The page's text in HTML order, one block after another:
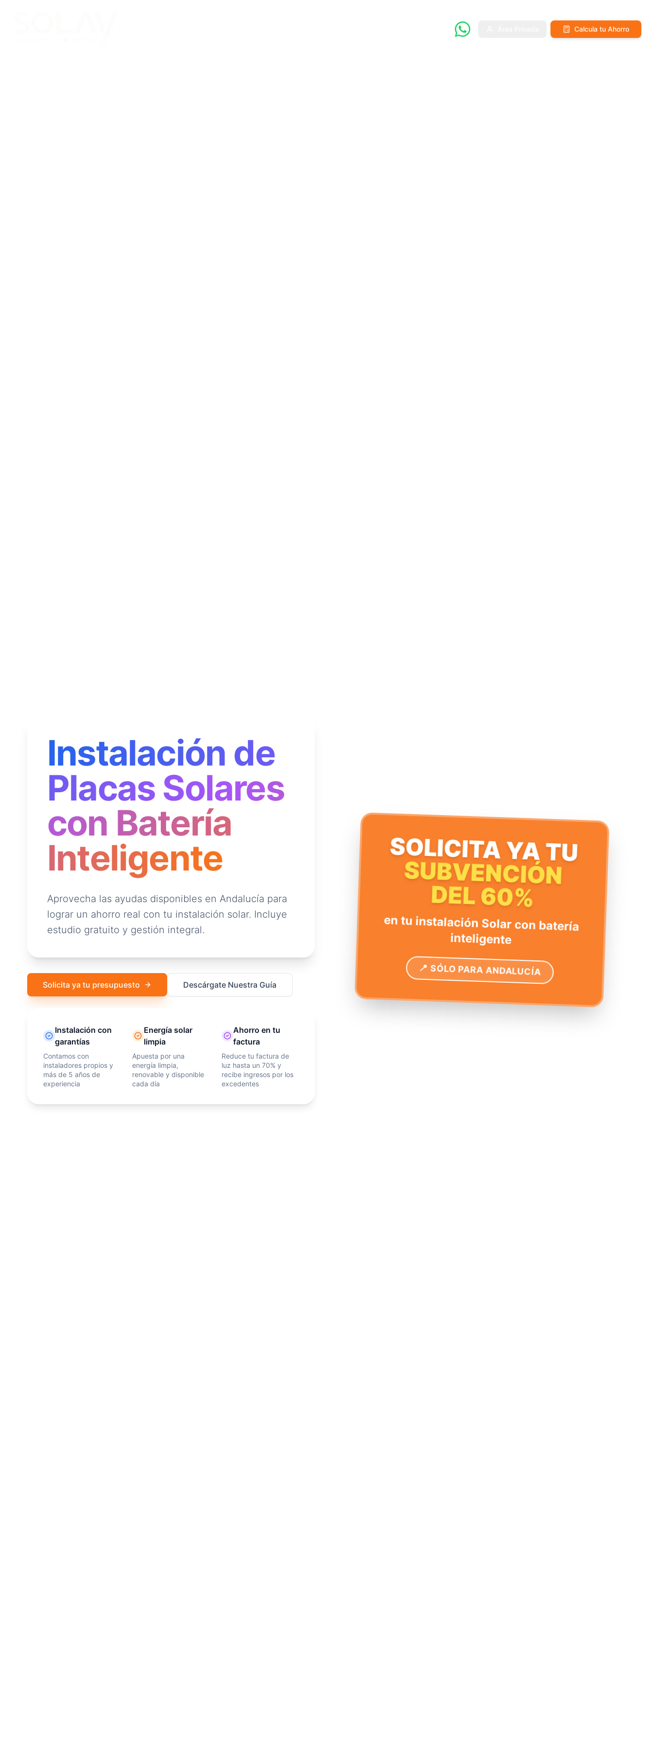
Calcula tu Ahorro
Instalación de
Placas Solares
con Batería
Inteligente
Aprovecha las ayudas disponibles en Andalucía para
lograr un ahorro real con tu instalación solar. Incluye
estudio gratuito y gestión integral.
Solicita ya tu presupuesto Descárgate Nuestra Guía
Instalación con
garantías
Contamos con
instaladores propios y
más de 5 años de
experiencia
Energía solar
limpia
Apuesta por una
energía limpia,
renovable y disponible
cada día
Ahorro en tu
factura
Reduce tu factura de
luz hasta un 70% y
recibe ingresos por los
excedentes
SOLICITA YA TU
SUBVENCIÓN
DEL 60%
en tu instalación Solar con batería
inteligente
📍 SÓLO PARA ANDALUCÍA